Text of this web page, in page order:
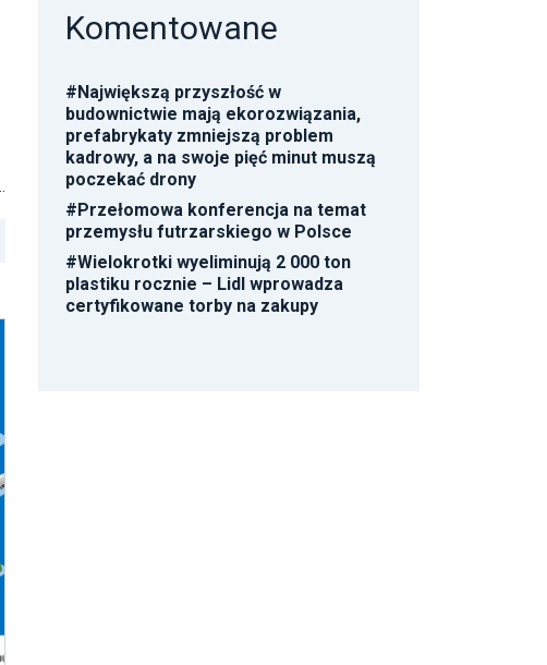
Komentowane
#Największą przyszłość w
budownictwie mają ekorozwiązania,
prefabrykaty zmniejszą problem
kadrowy, a na swoje pięć minut muszą
poczekać drony
#Przełomowa konferencja na temat
przemysłu futrzarskiego w Polsce
#Wielokrotki wyeliminują 2 000 ton
plastiku rocznie – Lidl wprowadza
certyfikowane torby na zakupy